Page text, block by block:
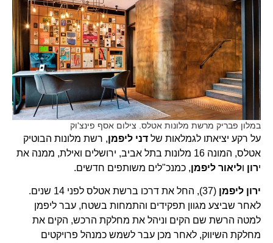
במלון פבריק מרשת מלונות אטלס. צילום אסף פינצ'וק
על רקע יציאתו לגמלאות של דני ליפמן, רשת מלונות הבוטיק
אטלס, המונה 16 מלונות בתל אביב, ירושלים ואילת, ממנה את
ירון וליאור ליפמן, כמנכ"לים משותפים חדשים.
ירון ליפמן
(37), החל את דרכו ברשת אטלס לפני 14 שנים.
לאחר שביצע מגוון תפקידים והתמחות בשטח, עבר ליפמן
למטה הרשת שם הקים וניהל את מחלקת הרכש, הקים את
מחלקת השיווק, לאחר מכן עבר לשמש כמנהל פרויקטים